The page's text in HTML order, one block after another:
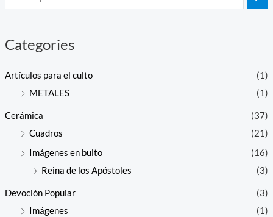
Categories
Artículos para el culto
(1)
METALES
(1)
Cerámica
(37)
Cuadros
(21)
Imágenes en bulto
(16)
Reina de los Apóstoles
(3)
Devoción Popular
(3)
Imágenes
(1)